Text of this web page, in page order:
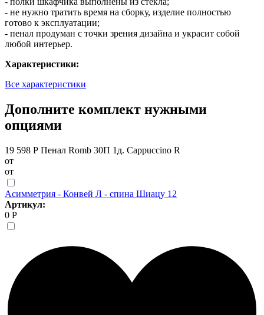
- не нужно тратить время на сборку, изделие полностью
готово к эксплуатации;
- пенал продуман с точки зрения дизайна и украсит собой
любой интерьер.
Характеристики:
Все характеристики
Дополните комплект нужными
опциями
19 598 Р Пенал Romb 30П 1д. Cappuccino R
от
от
Асимметрия - Конвей Л - спина Шиацу 12
Артикул:
0 Р